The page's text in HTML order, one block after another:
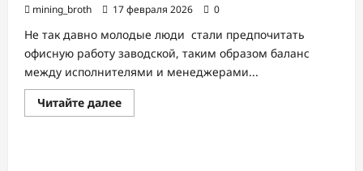
mining_broth 17 февраля 2026 0
Не так давно молодые люди стали предпочитать
офисную работу заводской, таким образом баланс
между исполнителями и менеджерами...
Читайте далееПрочитать
больше